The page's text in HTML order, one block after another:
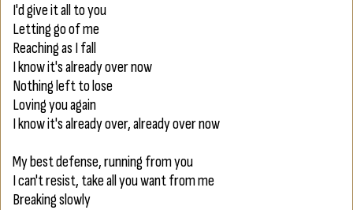
I'd give it all to you
Letting go of me
Reaching as I fall
I know it's already over now
Nothing left to lose
Loving you again
I know it's already over, already over now
My best defense, running from you
I can't resist, take all you want from me
Breaking slowly